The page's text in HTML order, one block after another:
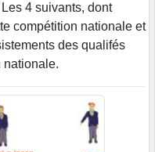
4 suivants, dont
compétition nationale et
des qualifés
nationale.